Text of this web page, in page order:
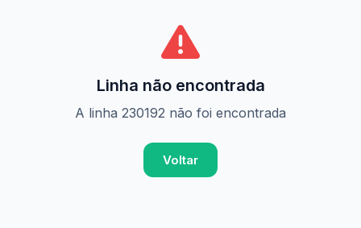
Linha não encontrada
A linha 230192 não foi encontrada
Voltar